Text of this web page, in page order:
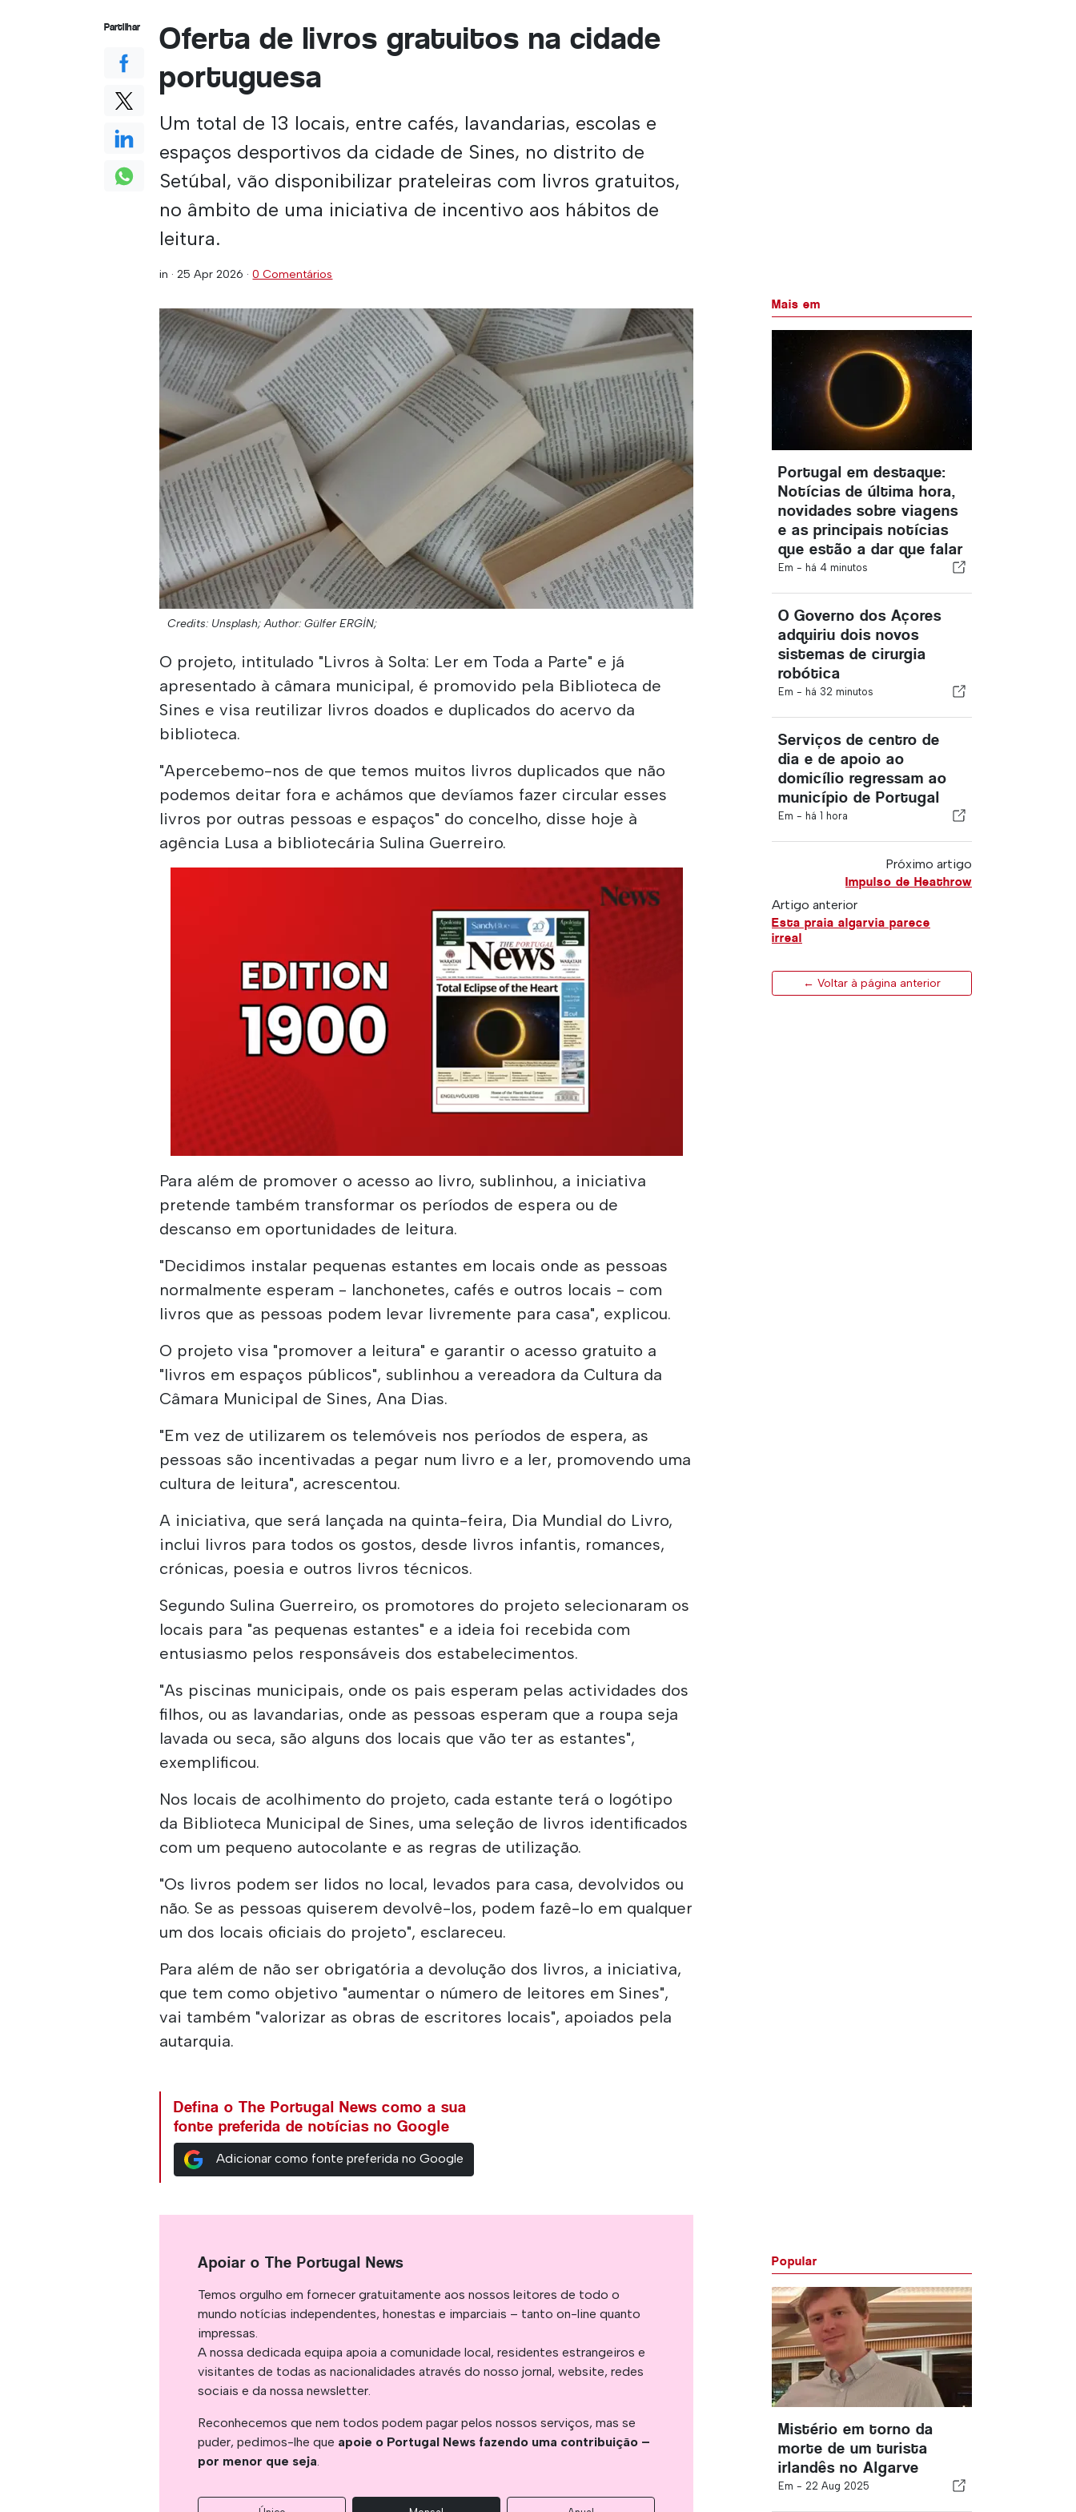
Oferta de livros gratuitos na cidade
portuguesa
Um total de 13 locais, entre cafés, lavandarias, escolas e
espaços desportivos da cidade de Sines, no distrito de
Setúbal, vão disponibilizar prateleiras com livros gratuitos,
no âmbito de uma iniciativa de incentivo aos hábitos de
leitura.
in ·25 Apr 2026 ·0 Comentários
Credits: Unsplash; Author: Gülfer ERGİN;
O projeto, intitulado "Livros à Solta: Ler em Toda a Parte" e já
apresentado à câmara municipal, é promovido pela Biblioteca de
Sines e visa reutilizar livros doados e duplicados do acervo da
biblioteca.
"Apercebemo-nos de que temos muitos livros duplicados que não
podemos deitar fora e achámos que devíamos fazer circular esses
livros por outras pessoas e espaços" do concelho, disse hoje à
agência Lusa a bibliotecária Sulina Guerreiro.
Para além de promover o acesso ao livro, sublinhou, a iniciativa
pretende também transformar os períodos de espera ou de
descanso em oportunidades de leitura.
"Decidimos instalar pequenas estantes em locais onde as pessoas
normalmente esperam - lanchonetes, cafés e outros locais - com
livros que as pessoas podem levar livremente para casa", explicou.
O projeto visa "promover a leitura" e garantir o acesso gratuito a
"livros em espaços públicos", sublinhou a vereadora da Cultura da
Câmara Municipal de Sines, Ana Dias.
"Em vez de utilizarem os telemóveis nos períodos de espera, as
pessoas são incentivadas a pegar num livro e a ler, promovendo uma
cultura de leitura", acrescentou.
A iniciativa, que será lançada na quinta-feira, Dia Mundial do Livro,
inclui livros para todos os gostos, desde livros infantis, romances,
crónicas, poesia e outros livros técnicos.
Segundo Sulina Guerreiro, os promotores do projeto selecionaram os
locais para "as pequenas estantes" e a ideia foi recebida com
entusiasmo pelos responsáveis dos estabelecimentos.
"As piscinas municipais, onde os pais esperam pelas actividades dos
filhos, ou as lavandarias, onde as pessoas esperam que a roupa seja
lavada ou seca, são alguns dos locais que vão ter as estantes",
exemplificou.
Nos locais de acolhimento do projeto, cada estante terá o logótipo
da Biblioteca Municipal de Sines, uma seleção de livros identificados
com um pequeno autocolante e as regras de utilização.
"Os livros podem ser lidos no local, levados para casa, devolvidos ou
não. Se as pessoas quiserem devolvê-los, podem fazê-lo em qualquer
um dos locais oficiais do projeto", esclareceu.
Para além de não ser obrigatória a devolução dos livros, a iniciativa,
que tem como objetivo "aumentar o número de leitores em Sines",
vai também "valorizar as obras de escritores locais", apoiados pela
autarquia.
Defina o The Portugal News como a sua
fonte preferida de notícias no Google
Adicionar como fonte preferida no Google
Partilhar
Mais em
Portugal em destaque:
Notícias de última hora,
novidades sobre viagens
e as principais notícias
que estão a dar que falar
Em - há 4 minutos
O Governo dos Açores
adquiriu dois novos
sistemas de cirurgia
robótica
Em - há 32 minutos
Serviços de centro de
dia e de apoio ao
domicílio regressam ao
município de Portugal
Em - há 1 hora
Próximo artigo
Impulso de Heathrow
Artigo anterior
Esta praia algarvia parece
irreal
← Voltar à página anterior
Apoiar o The Portugal News
Temos orgulho em fornecer gratuitamente aos nossos leitores de todo o
mundo notícias independentes, honestas e imparciais – tanto on-line quanto
impressas.
A nossa dedicada equipa apoia a comunidade local, residentes estrangeiros e
visitantes de todas as nacionalidades através do nosso jornal, website, redes
sociais e da nossa newsletter.
Reconhecemos que nem todos podem pagar pelos nossos serviços, mas se
puder, pedimos-lhe que apoie o Portugal News fazendo uma contribuição –
por menor que seja.
Popular
Mistério em torno da
morte de um turista
irlandês no Algarve
Em - 22 Aug 2025